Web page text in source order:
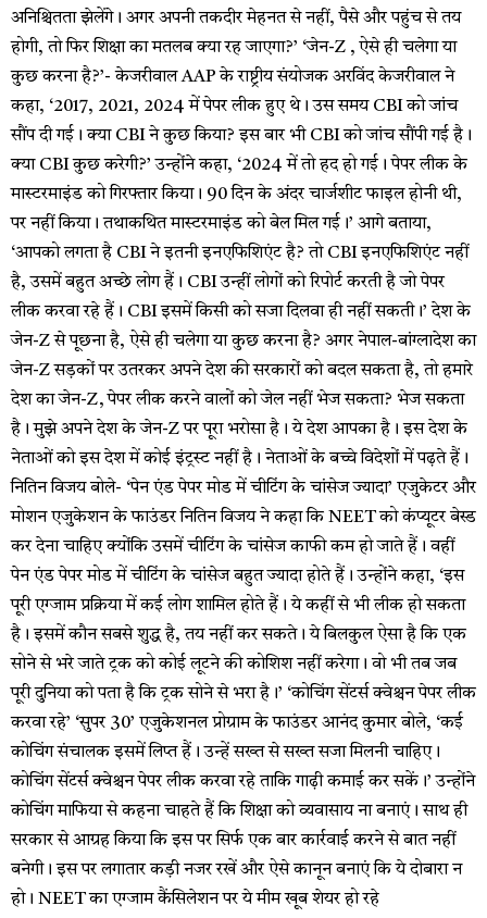
अनिश्चितता झेलेंगे। अगर अपनी तकदीर मेहनत से नहीं, पैसे और पहुंच से तय
होगी, तो फिर शिक्षा का मतलब क्या रह जाएगा?’ ‘जेन-Z , ऐसे ही चलेगा या
कुछ करना है?’- केजरीवाल AAP के राष्ट्रीय संयोजक अरविंद केजरीवाल ने
कहा, ‘2017, 2021, 2024 में पेपर लीक हुए थे। उस समय CBI को जांच
सौंप दी गई। क्या CBI ने कुछ किया? इस बार भी CBI को जांच सौंपी गई है।
क्या CBI कुछ करेगी?’ उन्होंने कहा, ‘2024 में तो हद हो गई। पेपर लीक के
मास्टरमाइंड को गिरफ्तार किया। 90 दिन के अंदर चार्जशीट फाइल होनी थी,
पर नहीं किया। तथाकथित मास्टरमाइंड को बेल मिल गई।’ आगे बताया,
‘आपको लगता है CBI ने इतनी इनएफिशिएंट है? तो CBI इनएफिशिएंट नहीं
है, उसमें बहुत अच्छे लोग हैं। CBI उन्हीं लोगों को रिपोर्ट करती है जो पेपर
लीक करवा रहे हैं। CBI इसमें किसी को सजा दिलवा ही नहीं सकती।’ देश के
जेन-Z से पूछना है, ऐसे ही चलेगा या कुछ करना है? अगर नेपाल-बांग्लादेश का
जेन-Z सड़कों पर उतरकर अपने देश की सरकारों को बदल सकता है, तो हमारे
देश का जेन-Z, पेपर लीक करने वालों को जेल नहीं भेज सकता? भेज सकता
है। मुझे अपने देश के जेन-Z पर पूरा भरोसा है। ये देश आपका है। इस देश के
नेताओं को इस देश में कोई इंट्रस्ट नहीं है। नेताओं के बच्चे विदेशों में पढ़ते हैं।
नितिन विजय बोले- ‘पेन एंड पेपर मोड में चीटिंग के चांसेज ज्यादा’ एजुकेटर और
मोशन एजुकेशन के फाउंडर नितिन विजय ने कहा कि NEET को कंप्यूटर बेस्ड
कर देना चाहिए क्योंकि उसमें चीटिंग के चांसेज काफी कम हो जाते हैं। वहीं
पेन एंड पेपर मोड में चीटिंग के चांसेज बहुत ज्यादा होते हैं। उन्होंने कहा, ‘इस
पूरी एग्जाम प्रक्रिया में कई लोग शामिल होते हैं। ये कहीं से भी लीक हो सकता
है। इसमें कौन सबसे शुद्ध है, तय नहीं कर सकते। ये बिलकुल ऐसा है कि एक
सोने से भरे जाते ट्रक को कोई लूटने की कोशिश नहीं करेगा। वो भी तब जब
पूरी दुनिया को पता है कि ट्रक सोने से भरा है।’ ‘कोचिंग सेंटर्स क्वेश्चन पेपर लीक
करवा रहे’ ‘सुपर 30’ एजुकेशनल प्रोग्राम के फाउंडर आनंद कुमार बोले, ‘कई
कोचिंग संचालक इसमें लिप्त हैं। उन्हें सख्त से सख्त सजा मिलनी चाहिए।
कोचिंग सेंटर्स क्वेश्चन पेपर लीक करवा रहे ताकि गाढ़ी कमाई कर सकें।’ उन्होंने
कोचिंग माफिया से कहना चाहते हैं कि शिक्षा को व्यवासाय ना बनाएं। साथ ही
सरकार से आग्रह किया कि इस पर सिर्फ एक बार कार्रवाई करने से बात नहीं
बनेगी। इस पर लगातार कड़ी नजर रखें और ऐसे कानून बनाएं कि ये दोबारा न
हो। NEET का एग्जाम कैंसिलेशन पर ये मीम खूब शेयर हो रहे